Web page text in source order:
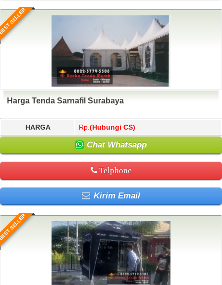
SELLER
Harga Tenda Sarnafil Surabaya
HARGA Rp. (Hubungi CS)
Chat Whatsapp
Telphone
Kirim Email
SELLER